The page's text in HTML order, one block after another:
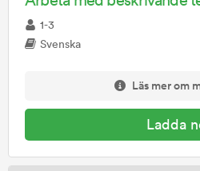
1-3
Svenska
Läs mer om
Ladda